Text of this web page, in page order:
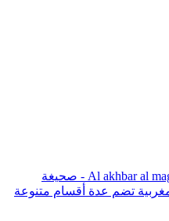
Al akhbar al maghribiya - صحيغة
تضم عدة أقسام متنوعة